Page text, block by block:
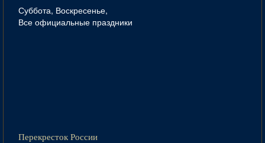
Суббота, Воскресенье,
Все официальные праздники
Перекресток России